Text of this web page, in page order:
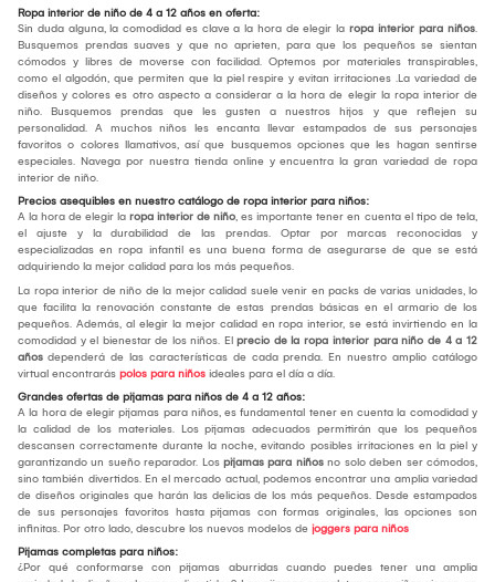
Ropa interior de niño de 4 a 12 años en oferta:
Sin duda alguna, la comodidad es clave a la hora de elegir la ropa interior para niños.
Busquemos prendas suaves y que no aprieten, para que los pequeños se sientan
cómodos y libres de moverse con facilidad. Optemos por materiales transpirables,
como el algodón, que permiten que la piel respire y evitan irritaciones .La variedad de
diseños y colores es otro aspecto a considerar a la hora de elegir la ropa interior de
niño. Busquemos prendas que les gusten a nuestros hijos y que reflejen su
personalidad. A muchos niños les encanta llevar estampados de sus personajes
favoritos o colores llamativos, así que busquemos opciones que les hagan sentirse
especiales. Navega por nuestra tienda online y encuentra la gran variedad de ropa
interior de niño.
Precios asequibles en nuestro catálogo de ropa interior para niños:
A la hora de elegir la ropa interior de niño, es importante tener en cuenta el tipo de tela,
el ajuste y la durabilidad de las prendas. Optar por marcas reconocidas y
especializadas en ropa infantil es una buena forma de asegurarse de que se está
adquiriendo la mejor calidad para los más pequeños.
La ropa interior de niño de la mejor calidad suele venir en packs de varias unidades, lo
que facilita la renovación constante de estas prendas básicas en el armario de los
pequeños. Además, al elegir la mejor calidad en ropa interior, se está invirtiendo en la
comodidad y el bienestar de los niños. El precio de la ropa interior para niño de 4 a 12
años dependerá de las características de cada prenda. En nuestro amplio catálogo
virtual encontrarás polos para niños ideales para el día a día.
Grandes ofertas de pijamas para niños de 4 a 12 años:
A la hora de elegir pijamas para niños, es fundamental tener en cuenta la comodidad y
la calidad de los materiales. Los pijamas adecuados permitirán que los pequeños
descansen correctamente durante la noche, evitando posibles irritaciones en la piel y
garantizando un sueño reparador. Los pijamas para niños no solo deben ser cómodos,
sino también divertidos. En el mercado actual, podemos encontrar una amplia variedad
de diseños originales que harán las delicias de los más pequeños. Desde estampados
de sus personajes favoritos hasta pijamas con formas originales, las opciones son
infinitas. Por otro lado, descubre los nuevos modelos de joggers para niños
Pijamas completas para niños:
¿Por qué conformarse con pijamas aburridas cuando puedes tener una amplia